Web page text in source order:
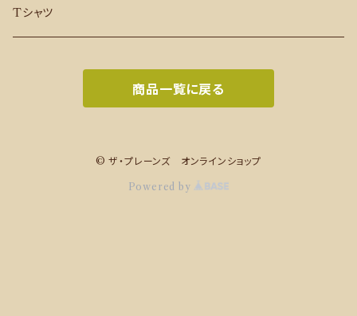
CD
Tシャツ
商品一覧に戻る
© ザ・プレーンズ オンラインショップ
Powered by